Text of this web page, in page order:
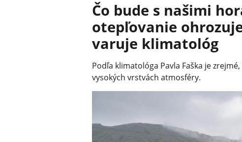
Čo bude s našimi
otepľovanie
varuje klimatológ
Podľa klimatológa Pavla Faška je
vysokých vrstvách atmosféry.